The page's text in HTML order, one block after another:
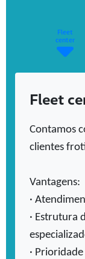
Fleet
center
Fleet
Contamos
clientes
Vantagens:
·
· Estrutura
·